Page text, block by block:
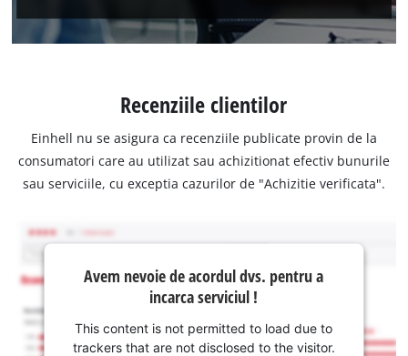
Recenziile clientilor
Einhell nu se asigura ca recenziile publicate provin de la
consumatori care au utilizat sau achizitionat efectiv bunurile
sau serviciile, cu exceptia cazurilor de "Achizitie verificata".
Avem nevoie de acordul dvs. pentru a
incarca serviciul !
This content is not permitted to load due to
trackers that are not disclosed to the visitor.